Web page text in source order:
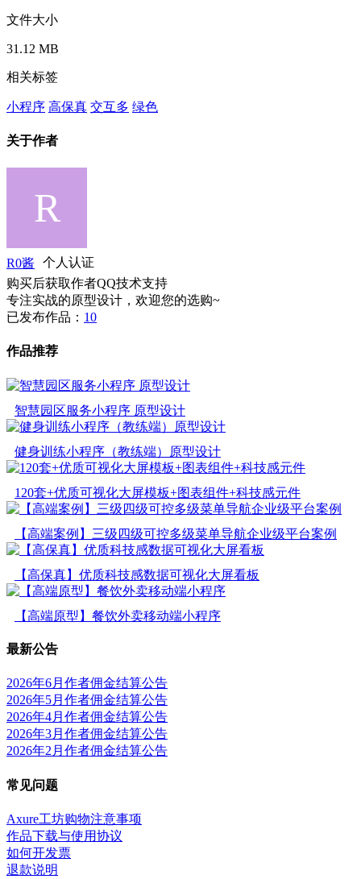
文件大小
31.12 MB
相关标签
小程序 高保真 交互多 绿色
关于作者
R0酱
个人认证
购买后获取作者QQ技术支持
专注实战的原型设计，欢迎您的选购~
已发布作品： 10
作品推荐
智慧园区服务小程序 原型设计
健身训练小程序（教练端）原型设计
120套+优质可视化大屏模板+图表组件+科技感元件
【高端案例】三级四级可控多级菜单导航企业级平台案例
【高保真】优质科技感数据可视化大屏看板
【高端原型】餐饮外卖移动端小程序
最新公告
2026年6月作者佣金结算公告
2026年5月作者佣金结算公告
2026年4月作者佣金结算公告
2026年3月作者佣金结算公告
2026年2月作者佣金结算公告
常见问题
Axure工坊购物注意事项
作品下载与使用协议
如何开发票
退款说明